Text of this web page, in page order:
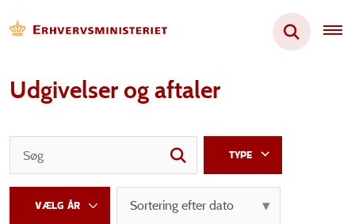
Udgivelser og aftaler
TYPE